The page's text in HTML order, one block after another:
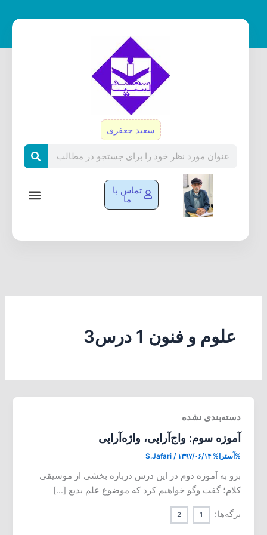
سعید جعفری
تماس با
ما
علوم و فنون 1 درس3
دسته‌بندی نشده
آموزه سوم: واج‌آرایی، واژه‌آرایی
%آسترا% S.Jafari / ۱۳۹۷/۰۶/۱۴
برو به آموزه دوم در این درس درباره بخشی از موسیقی
کلام؛ گفت وگو خواهیم کرد که موضوع علم بدیع […]
برگه‌ها: 1
2